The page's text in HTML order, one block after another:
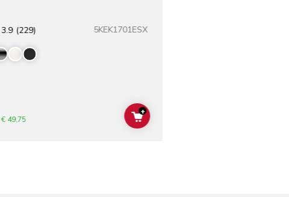
3.9 (229) 5KEK1701ESX
€ 49,75 ADD TO CART
+